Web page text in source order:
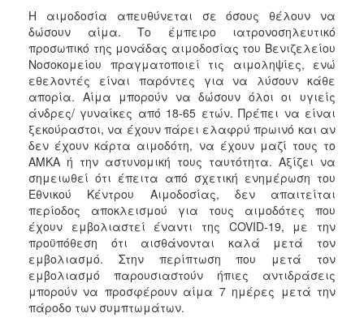
Η αιμοδοσία απευθύνεται σε όσους θέλουν να
δώσουν αίμα. Το έμπειρο ιατρονοσηλευτικό
προσωπικό της μονάδας αιμοδοσίας του Βενιζελείου
Νοσοκομείου πραγματοποιεί τις αιμοληψίες, ενώ
εθελοντές είναι παρόντες για να λύσουν κάθε
απορία. Αίμα μπορούν να δώσουν όλοι οι υγιείς
άνδρες/ γυναίκες από 18-65 ετών. Πρέπει να είναι
ξεκούραστοι, να έχουν πάρει ελαφρύ πρωινό και αν
δεν έχουν κάρτα αιμοδότη, να έχουν μαζί τους το
ΑΜΚΑ ή την αστυνομική τους ταυτότητα. Αξίζει να
σημειωθεί ότι έπειτα από σχετική ενημέρωση του
Εθνικού Κέντρου Αιμοδοσίας, δεν απαιτείται
περίοδος αποκλεισμού για τους αιμοδότες που
έχουν εμβολιαστεί έναντι της COVID-19, με την
προϋπόθεση ότι αισθάνονται καλά μετά τον
εμβολιασμό. Στην περίπτωση που μετά τον
εμβολιασμό παρουσιαστούν ήπιες αντιδράσεις
μπορούν να προσφέρουν αίμα 7 ημέρες μετά την
πάροδο των συμπτωμάτων.